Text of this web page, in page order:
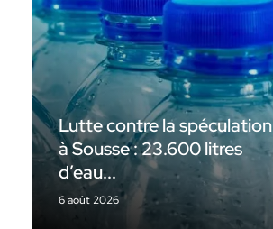
Lutte contre la spéculation
à Sousse : 23.600 litres
d’eau...
6 août 2026